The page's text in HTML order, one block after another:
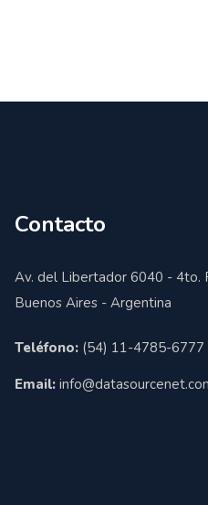
Contacto
Av. del Libertador 6040 - 4to.
Buenos Aires - Argentina
Teléfono: (54) 11-4785-6777
Email: